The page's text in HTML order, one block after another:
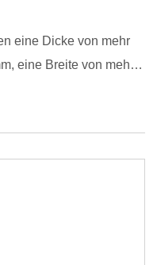
eine Dicke von mehr
eine Breite von mehr